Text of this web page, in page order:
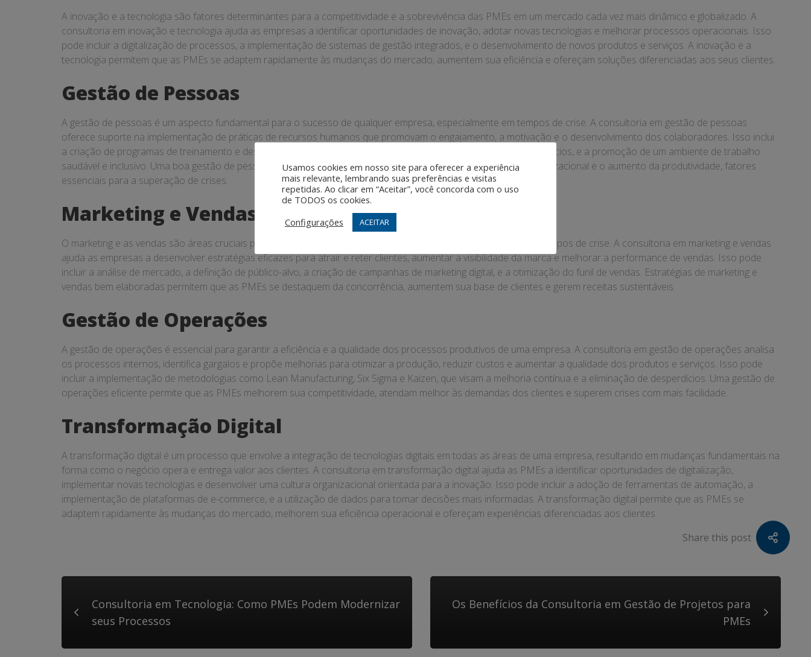
A inovação e a tecnologia são fatores determinantes para a competitividade e a sobrevivência das PMEs em um mercado cada vez mais dinâmico e globalizado. A
consultoria em inovação e tecnologia ajuda as empresas a identificar oportunidades de inovação, adotar novas tecnologias e melhorar processos operacionais. Isso
pode incluir a digitalização de processos, a implementação de sistemas de gestão integrados, e o desenvolvimento de novos produtos e serviços. A inovação e a
tecnologia permitem que as PMEs se adaptem rapidamente às mudanças do mercado, aumentem sua eficiência e ofereçam soluções diferenciadas aos seus clientes.
Gestão de Pessoas
A gestão de pessoas é um aspecto fundamental para o sucesso de qualquer empresa, especialmente em tempos de crise. A consultoria em gestão de pessoas
oferece suporte na implementação de práticas de recursos humanos que promovam o engajamento, a motivação e o desenvolvimento dos colaboradores. Isso inclui
a criação de programas de treinamento e desenvolvimento, a implementação de políticas de remuneração e benefícios, e a promoção de um ambiente de trabalho
saudável e inclusivo. Uma boa gestão de pessoas contribui para a retenção de talentos, a melhoria do clima organizacional e o aumento da produtividade, fatores
essenciais para a superação de crises.
Marketing e Vendas
O marketing e as vendas são áreas cruciais para a sobrevivência e o crescimento das PMEs, especialmente em tempos de crise. A consultoria em marketing e vendas
ajuda as empresas a desenvolver estratégias eficazes para atrair e reter clientes, aumentar a visibilidade da marca e melhorar a performance de vendas. Isso pode
incluir a análise de mercado, a definição de público-alvo, a criação de campanhas de marketing digital, e a otimização do funil de vendas. Estratégias de marketing e
vendas bem elaboradas permitem que as PMEs se destaquem da concorrência, aumentem sua base de clientes e gerem receitas sustentáveis.
Gestão de Operações
A gestão de operações é essencial para garantir a eficiência e a qualidade dos processos produtivos de uma empresa. A consultoria em gestão de operações analisa
os processos internos, identifica gargalos e propõe melhorias para otimizar a produção, reduzir custos e aumentar a qualidade dos produtos e serviços. Isso pode
incluir a implementação de metodologias como Lean Manufacturing, Six Sigma e Kaizen, que visam a melhoria contínua e a eliminação de desperdícios. Uma gestão de
operações eficiente permite que as PMEs melhorem sua competitividade, atendam melhor às demandas dos clientes e superem crises com mais facilidade.
Transformação Digital
A transformação digital é um processo que envolve a integração de tecnologias digitais em todas as áreas de uma empresa, resultando em mudanças fundamentais na
forma como o negócio opera e entrega valor aos clientes. A consultoria em transformação digital ajuda as PMEs a identificar oportunidades de digitalização,
implementar novas tecnologias e desenvolver uma cultura organizacional orientada para a inovação. Isso pode incluir a adoção de ferramentas de automação, a
implementação de plataformas de e-commerce, e a utilização de dados para tomar decisões mais informadas. A transformação digital permite que as PMEs se
adaptem rapidamente às mudanças do mercado, melhorem sua eficiência operacional e ofereçam experiências diferenciadas aos clientes.
Share this post
Consultoria em Tecnologia: Como PMEs Podem Modernizar
seus Processos
Os Benefícios da Consultoria em Gestão de Projetos para
PMEs
Usamos cookies em nosso site para oferecer a experiência
mais relevante, lembrando suas preferências e visitas
repetidas. Ao clicar em “Aceitar”, você concorda com o uso
de TODOS os cookies.
Configurações
ACEITAR